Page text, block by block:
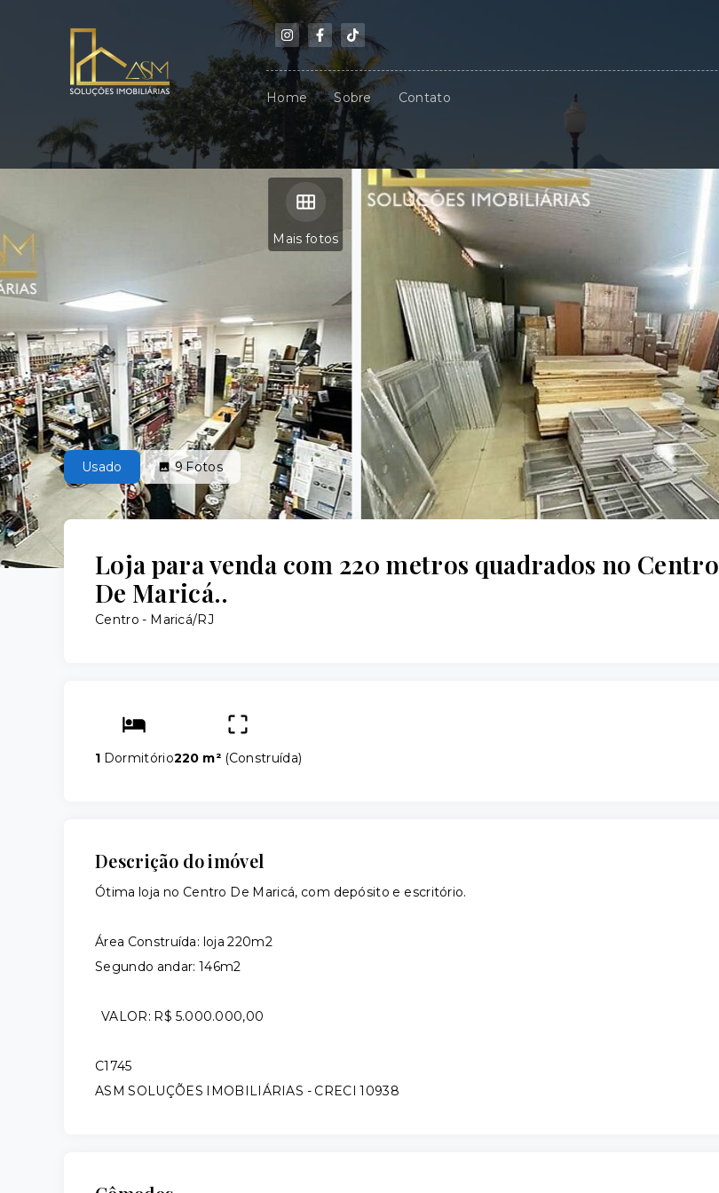
Home Sobre Contato
Mais fotos
Usado 9Fotos
Loja para venda com 220 metros quadrados no Centro
De Maricá..
Centro - Maricá/RJ
1 Dormitório220 m² (Construída)
Descrição do imóvel
Ótima loja no Centro De Maricá, com depósito e escritório.
Área Construída: loja 220m2
Segundo andar: 146m2
VALOR: R$ 5.000.000,00
C1745
ASM SOLUÇÕES IMOBILIÁRIAS - CRECI 10938